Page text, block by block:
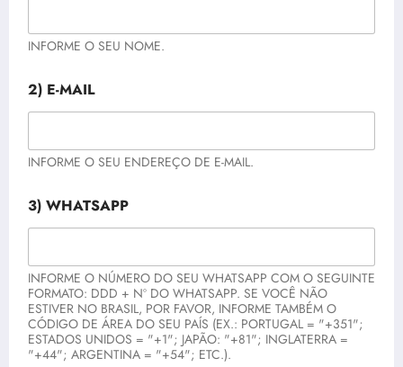
INFORME O SEU NOME.
2) E-MAIL
INFORME O SEU ENDEREÇO DE E-MAIL.
3) WHATSAPP
INFORME O NÚMERO DO SEU WHATSAPP COM O SEGUINTE
FORMATO: DDD + Nº DO WHATSAPP. SE VOCÊ NÃO
ESTIVER NO BRASIL, POR FAVOR, INFORME TAMBÉM O
CÓDIGO DE ÁREA DO SEU PAÍS (EX.: PORTUGAL = "+351";
ESTADOS UNIDOS = "+1"; JAPÃO: "+81"; INGLATERRA =
"+44"; ARGENTINA = "+54"; ETC.).